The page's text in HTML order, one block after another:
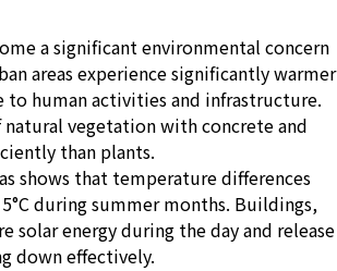
a significant environmental concern
areas experience significantly warmer
human activities and infrastructure.
vegetation with concrete and
than plants.
shows that temperature differences
during summer months. Buildings,
solar energy during the day and release
down effectively.